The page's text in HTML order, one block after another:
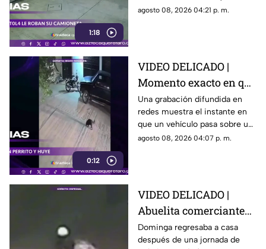
1:18
obligaron a un conductor y a
agosto 08, 2026 04:21 p. m.
0:12
VIDEO DELICADO |
Momento exacto en que
camioneta atropella a
un perro y conductor
escapa
Una grabación difundida en
redes muestra el instante en
que un vehículo pasa sobre un
perro y continúa su camino sin
agosto 08, 2026 04:07 p. m.
VIDEO DELICADO |
Abuelita comerciante
es as3sin4da en Puebla
por 90 pesos
Dominga regresaba a casa
después de una jornada de